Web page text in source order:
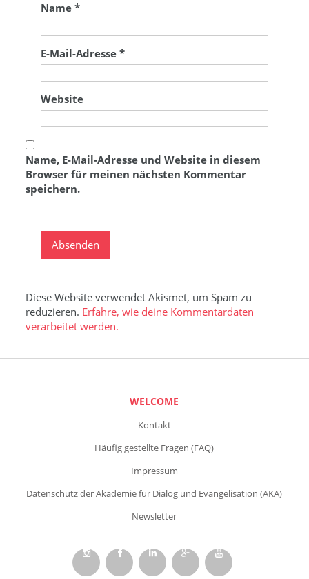
Name*
E-Mail-Adresse*
Website
Name, E-Mail-Adresse und Website in diesem
Browser für meinen nächsten Kommentar
speichern.
Diese Website verwendet Akismet, um Spam zu
reduzieren. Erfahre, wie deine Kommentardaten
verarbeitet werden.
WELCOME
Kontakt
Häufig gestellte Fragen (FAQ)
Impressum
Datenschutz der Akademie für Dialog und Evangelisation (AKA)
Newsletter